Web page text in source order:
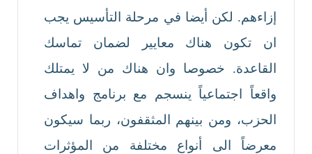
إزاءهم. لكن أيضا في مرحلة التأسيس يجب
ان تكون هناك معايير لضمان تماسك
القاعدة. خصوصا وان هناك من لا يمتلك
واقعاً اجتماعياً ينسجم مع برنامج واهداف
الحزب، ومن بينهم المثقفون، ربما سيكون
معرضاً الى أنواع مختلفة من المؤثرات